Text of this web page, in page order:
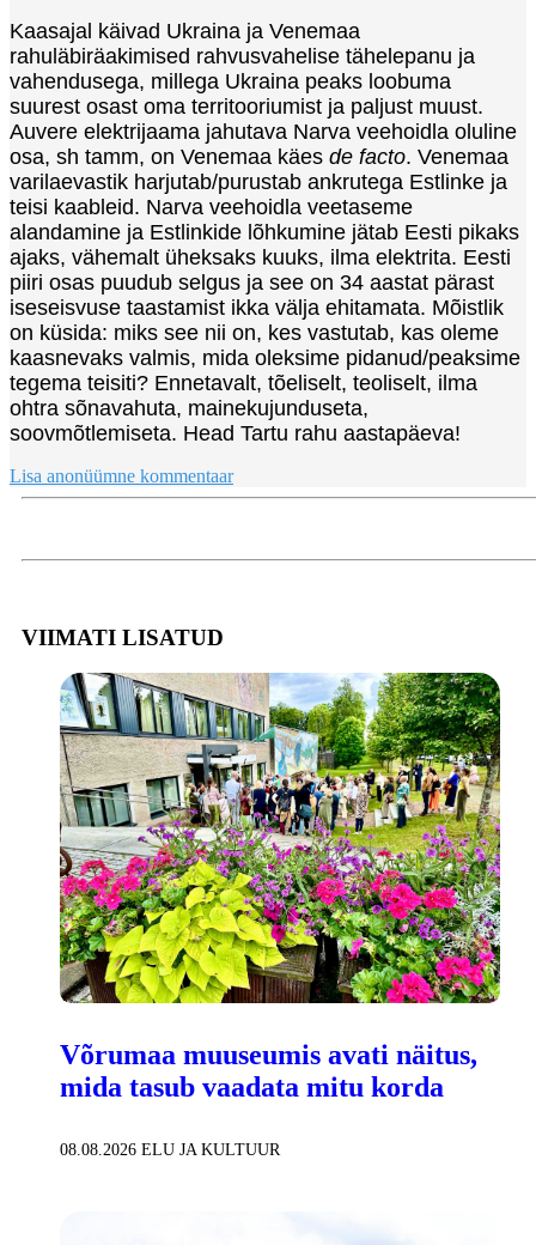
Kaasajal käivad Ukraina ja Venemaa
rahuläbiräakimised rahvusvahelise tähelepanu ja
vahendusega, millega Ukraina peaks loobuma
suurest osast oma territooriumist ja paljust muust.
Auvere elektrijaama jahutava Narva veehoidla oluline
osa, sh tamm, on Venemaa käes de facto. Venemaa
varilaevastik harjutab/purustab ankrutega Estlinke ja
teisi kaableid. Narva veehoidla veetaseme
alandamine ja Estlinkide lõhkumine jätab Eesti pikaks
ajaks, vähemalt üheksaks kuuks, ilma elektrita. Eesti
piiri osas puudub selgus ja see on 34 aastat pärast
iseseisvuse taastamist ikka välja ehitamata. Mõistlik
on küsida: miks see nii on, kes vastutab, kas oleme
kaasnevaks valmis, mida oleksime pidanud/peaksime
tegema teisiti? Ennetavalt, tõeliselt, teoliselt, ilma
ohtra sõnavahuta, mainekujunduseta,
soovmõtlemiseta. Head Tartu rahu aastapäeva!
Lisa anonüümne kommentaar
VIIMATI LISATUD
Võrumaa muuseumis avati näitus,
mida tasub vaadata mitu korda
08.08.2026 ELU JA KULTUUR